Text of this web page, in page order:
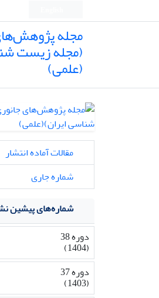
مجله
(مجله زیست
(علمی)
مقالات آماده انتشار
شماره جاری
شماره‌های پیشین
دوره 38
(1404)
دوره 37
(1403)